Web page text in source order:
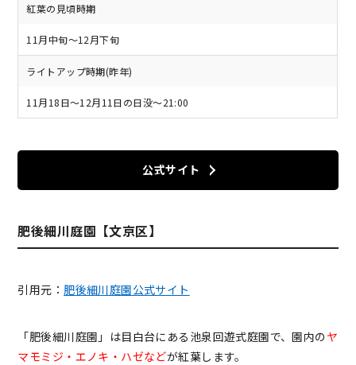
紅葉の見頃時期
11月中旬～12月下旬
ライトアップ時期(昨年)
11月18日～12月11日の日没～21:00
公式サイト
肥後細川庭園【文京区】
引用元： 肥後細川庭園公式サイト
「肥後細川庭園」は目白台にある池泉回遊式庭園で、園内のヤ
マモミジ・エノキ・ハゼなどが紅葉します。